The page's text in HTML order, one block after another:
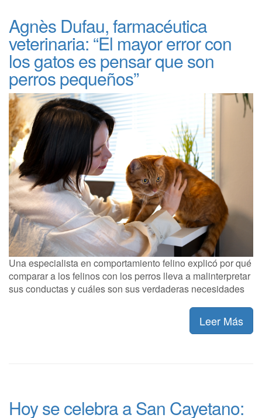
Agnès Dufau, farmacéutica
veterinaria: “El mayor error con
los gatos es pensar que son
perros pequeños”
Una especialista en comportamiento felino explicó por qué
comparar a los felinos con los perros lleva a malinterpretar
sus conductas y cuáles son sus verdaderas necesidades
Leer Más
Hoy se celebra a San Cayetano: